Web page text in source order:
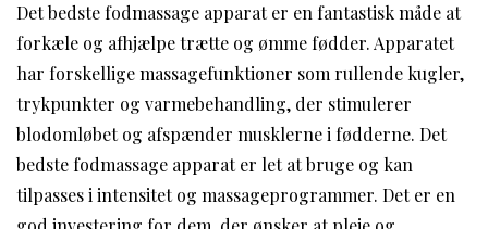
Det bedste fodmassage apparat er en fantastisk måde at
forkæle og afhjælpe trætte og ømme fødder. Apparatet
har forskellige massagefunktioner som rullende kugler,
trykpunkter og varmebehandling, der stimulerer
blodomløbet og afspænder musklerne i fødderne. Det
bedste fodmassage apparat er let at bruge og kan
tilpasses i intensitet og massageprogrammer. Det er en